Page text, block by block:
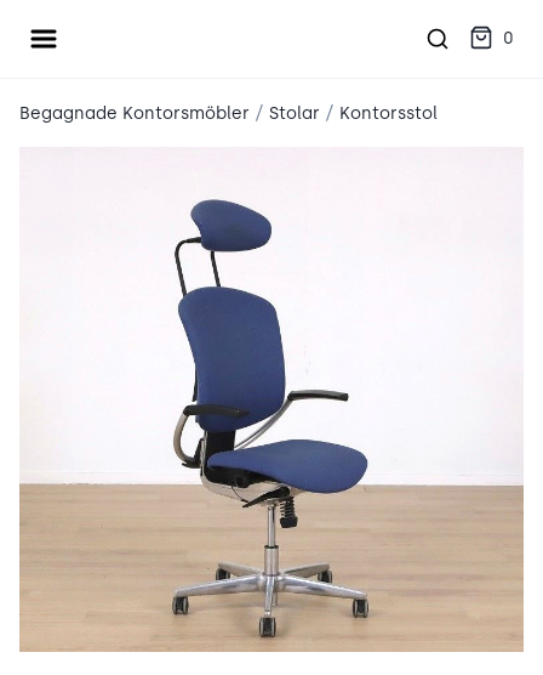
Öppna meny 0
Begagnade Kontorsmöbler / Stolar / Kontorsstol